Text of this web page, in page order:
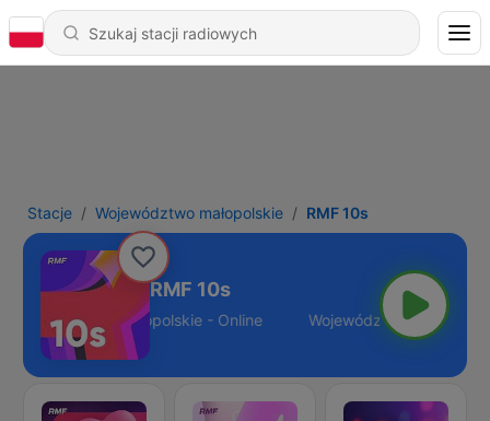
Stacje Województwo małopolskie RMF 10s
RMF 10s
Województwo małopolskie - Online